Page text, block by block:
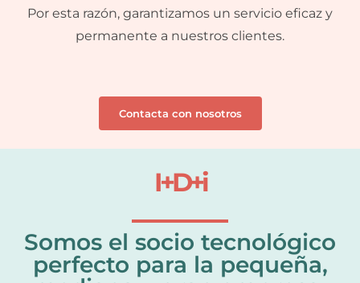
Por esta razón, garantizamos un servicio eficaz y
permanente a nuestros clientes.
Contacta con nosotros
I+D+i
Somos el socio tecnológico
perfecto para la pequeña,